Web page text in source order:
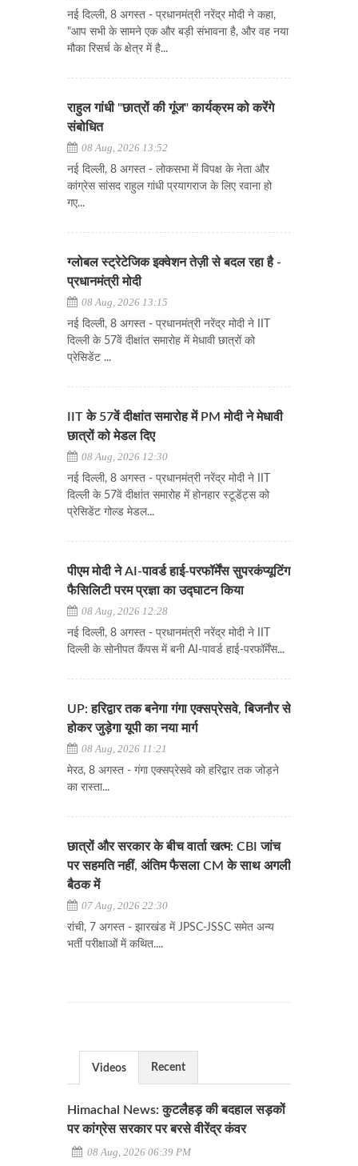
नई दिल्ली, 8 अगस्त - प्रधानमंत्री नरेंद्र मोदी ने कहा,
"आप सभी के सामने एक और बड़ी संभावना है, और वह नया
मौका रिसर्च के क्षेत्र में है...
राहुल गांधी "छात्रों की गूंज" कार्यक्रम को करेंगे
संबोधित
08 Aug, 2026 13:52
नई दिल्ली, 8 अगस्त - लोकसभा में विपक्ष के नेता और
कांग्रेस सांसद राहुल गांधी प्रयागराज के लिए रवाना हो
गए...
ग्लोबल स्ट्रेटेजिक इक्वेशन तेज़ी से बदल रहा है -
प्रधानमंत्री मोदी
08 Aug, 2026 13:15
नई दिल्ली, 8 अगस्त - प्रधानमंत्री नरेंद्र मोदी ने IIT
दिल्ली के 57वें दीक्षांत समारोह में मेधावी छात्रों को
प्रेसिडेंट ...
IIT के 57वें दीक्षांत समारोह में PM मोदी ने मेधावी
छात्रों को मेडल दिए
08 Aug, 2026 12:30
नई दिल्ली, 8 अगस्त - प्रधानमंत्री नरेंद्र मोदी ने IIT
दिल्ली के 57वें दीक्षांत समारोह में होनहार स्टूडेंट्स को
प्रेसिडेंट गोल्ड मेडल...
पीएम मोदी ने AI-पावर्ड हाई-परफॉर्मेंस सुपरकंप्यूटिंग
फैसिलिटी परम प्रज्ञा का उद्घाटन किया
08 Aug, 2026 12:28
नई दिल्ली, 8 अगस्त - प्रधानमंत्री नरेंद्र मोदी ने IIT
दिल्ली के सोनीपत कैंपस में बनी AI-पावर्ड हाई-परफॉर्मेंस...
UP: हरिद्वार तक बनेगा गंगा एक्सप्रेसवे, बिजनौर से
होकर जुड़ेगा यूपी का नया मार्ग
08 Aug, 2026 11:21
मेरठ, 8 अगस्त - गंगा एक्सप्रेसवे को हरिद्वार तक जोड़ने
का रास्ता...
छात्रों और सरकार के बीच वार्ता खत्म: CBI जांच
पर सहमति नहीं, अंतिम फैसला CM के साथ अगली
बैठक में
07 Aug, 2026 22:30
रांची, 7 अगस्त - झारखंड में JPSC-JSSC समेत अन्य
भर्ती परीक्षाओं में कथित....
Videos Recent
Himachal News: कुटलैहड़ की बदहाल सड़कों
पर कांग्रेस सरकार पर बरसे वीरेंद्र कंवर
08 Aug, 2026 06:39 PM